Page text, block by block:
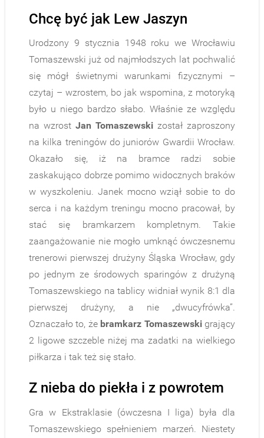
Chcę być jak Lew Jaszyn
Urodzony 9 stycznia 1948 roku we Wrocławiu
Tomaszewski już od najmłodszych lat pochwalić
się mógł świetnymi warunkami fizycznymi –
czytaj – wzrostem, bo jak wspomina, z motoryką
było u niego bardzo słabo. Właśnie ze względu
na wzrost Jan Tomaszewski został zaproszony
na kilka treningów do juniorów Gwardii Wrocław.
Okazało się, iż na bramce radzi sobie
zaskakująco dobrze pomimo widocznych braków
w wyszkoleniu. Janek mocno wziął sobie to do
serca i na każdym treningu mocno pracował, by
stać się bramkarzem kompletnym. Takie
zaangażowanie nie mogło umknąć ówczesnemu
trenerowi pierwszej drużyny Śląska Wrocław, gdy
po jednym ze środowych sparingów z drużyną
Tomaszewskiego na tablicy widniał wynik 8:1 dla
pierwszej drużyny, a nie „dwucyfrówka”.
Oznaczało to, że bramkarz Tomaszewskigrający
2 ligowe szczeble niżej ma zadatki na wielkiego
piłkarza i tak też się stało.
Z nieba do piekła i z powrotem
Gra w Ekstraklasie (ówczesna I liga) była dla
Tomaszewskiego spełnieniem marzeń. Niestety